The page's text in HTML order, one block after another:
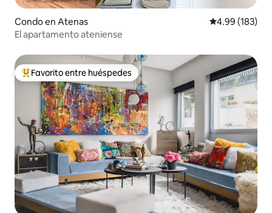
Condo en Atenas Calificación
4.99 (183)
El apartamento ateniense
Favorito entre huéspedes preferido
Favorito entre huéspedes